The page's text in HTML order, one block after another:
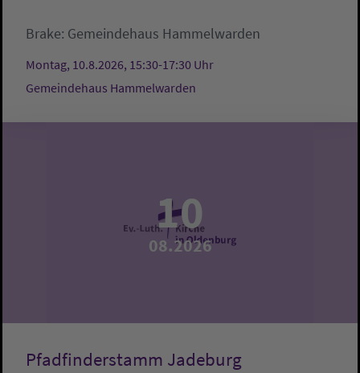
Brake: Gemeindehaus Hammelwarden
Montag, 10.8.2026, 15:30-17:30 Uhr
Gemeindehaus Hammelwarden
10
08.2026
Pfadfinderstamm Jadeburg